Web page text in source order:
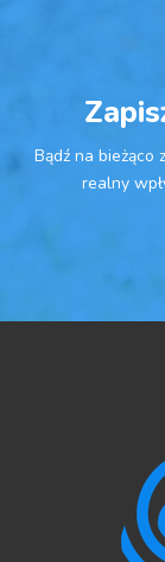
Bądź na bieżąco
realny